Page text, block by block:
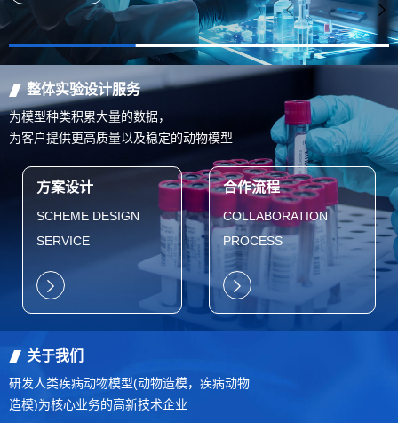
整体实验设计服务
为模型种类积累大量的数据，
为客户提供更高质量以及稳定的动物模型
方案设计
SCHEME DESIGN
SERVICE
合作流程
COLLABORATION
PROCESS
关于我们
研发人类疾病动物模型(动物造模，疾病动物
造模)为核心业务的高新技术企业